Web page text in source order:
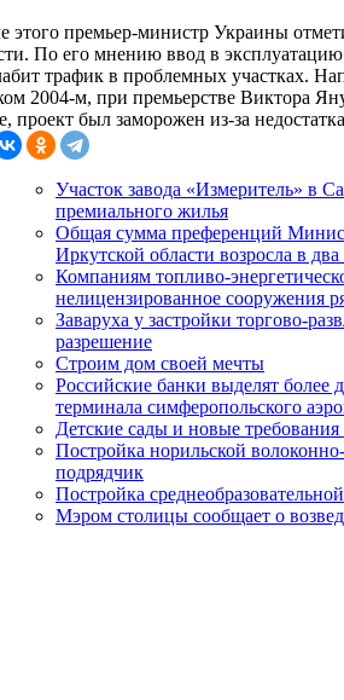
этого премьер-министр Украины
По его мнению ввод в
трафик в проблемных участках.
2004-м, при премьерстве Виктора
проект был заморожен из-за
Участок завода «Измеритель» в
премиального жилья
Общая сумма преференций
Иркутской области возросла в
Компаниям топливо-
нелицензированное сооружения
Заваруха у застройки торгово-
разрешение
Строим дом своей мечты
Российские банки выделят более
терминала симферопольского
Детские сады и новые
Постройка норильской
подрядчик
Постройка
Мэром столицы сообщает о